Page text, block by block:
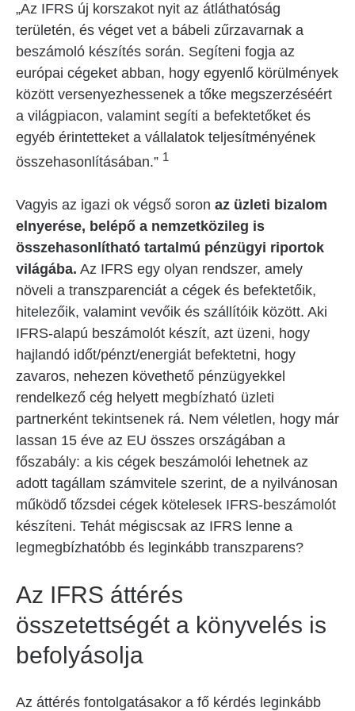
„Az IFRS új korszakot nyit az átláthatóság
területén, és véget vet a bábeli zűrzavarnak a
beszámoló készítés során. Segíteni fogja az
európai cégeket abban, hogy egyenlő körülmények
között versenyezhessenek a tőke megszerzéséért
a világpiacon, valamint segíti a befektetőket és
egyéb érintetteket a vállalatok teljesítményének
összehasonlításában.” 1
Vagyis az igazi ok végső soron az üzleti bizalom
elnyerése, belépő a nemzetközileg is
összehasonlítható tartalmú pénzügyi riportok
világába. Az IFRS egy olyan rendszer, amely
növeli a transzparenciát a cégek és befektetőik,
hitelezőik, valamint vevőik és szállítóik között. Aki
IFRS-alapú beszámolót készít, azt üzeni, hogy
hajlandó időt/pénzt/energiát befektetni, hogy
zavaros, nehezen követhető pénzügyekkel
rendelkező cég helyett megbízható üzleti
partnerként tekintsenek rá. Nem véletlen, hogy már
lassan 15 éve az EU összes országában a
főszabály: a kis cégek beszámolói lehetnek az
adott tagállam számvitele szerint, de a nyilvánosan
működő tőzsdei cégek kötelesek IFRS-beszámolót
készíteni. Tehát mégiscsak az IFRS lenne a
legmegbízhatóbb és leginkább transzparens?
Az IFRS áttérés
összetettségét a könyvelés is
befolyásolja
Az áttérés fontolgatásakor a fő kérdés leginkább